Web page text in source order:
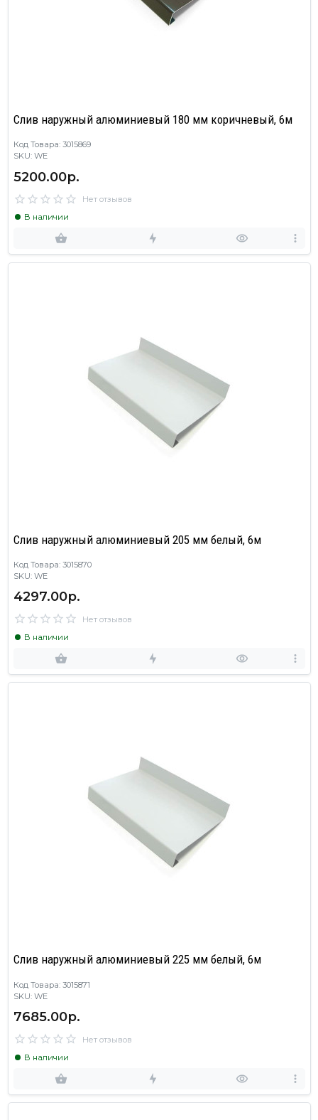
Слив наружный алюминиевый 180 мм коричневый, 6м
Код Товара: 3015869
SKU: WE
5200.00р.
Нет отзывов
В наличии
Слив наружный алюминиевый 205 мм белый, 6м
Код Товара: 3015870
SKU: WE
4297.00р.
Нет отзывов
В наличии
Слив наружный алюминиевый 225 мм белый, 6м
Код Товара: 3015871
SKU: WE
7685.00р.
Нет отзывов
В наличии